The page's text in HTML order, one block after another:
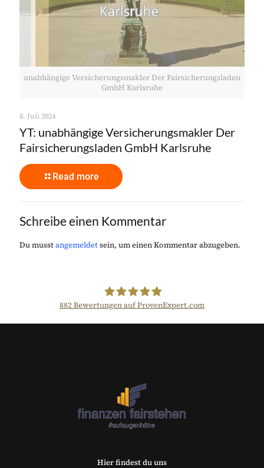
unabhängige Versicherungsmakler Der Fairsicherungsladen
GmbH Karlsruhe
8. Juli 2024
YT: unabhängige Versicherungsmakler Der
Fairsicherungsladen GmbH Karlsruhe
Read more
Schreibe einen Kommentar
Du musstangemeldetsein, um einen Kommentar abzugeben.
Der Fairsicherungsladen GmbH
Finanzberater Karlsruhe
882Bewertungen auf ProvenExpert.com
Hier findest du uns